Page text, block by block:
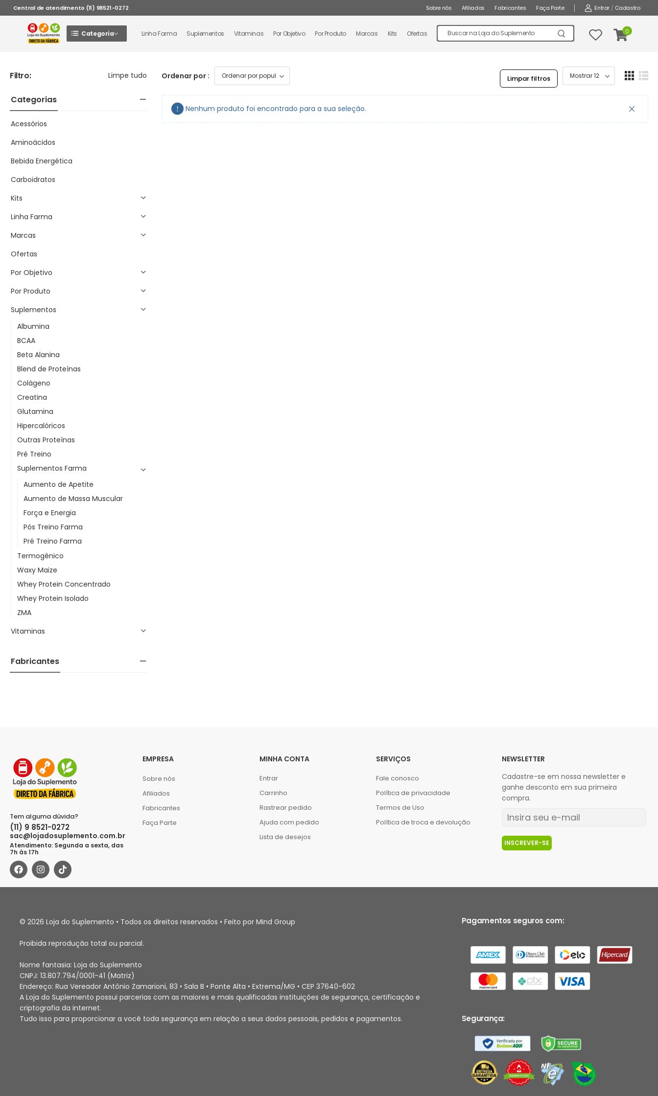
Central de atendimento (11) 98521-0272 Sobre nós Afiliados Fabricantes Faça Parte Entrar / Cadastro
Categoria Linha Farma Suplementos Vitaminas Por Objetivo Por Produto Marcas Kits Ofertas 0
Filtro: Limpe tudo
Categorias
Acessórios
Aminoácidos
Bebida Energética
Carboidratos
Kits
Linha Farma
Marcas
Ofertas
Por Objetivo
Por Produto
Suplementos
Albumina
BCAA
Beta Alanina
Blend de Proteínas
Colágeno
Creatina
Glutamina
Hipercalóricos
Outras Proteínas
Pré Treino
Suplementos Farma
Aumento de Apetite
Aumento de Massa Muscular
Força e Energia
Pós Treino Farma
Pré Treino Farma
Termogênico
Waxy Maize
Whey Protein Concentrado
Whey Protein Isolado
ZMA
Vitaminas
Fabricantes
Ordenar por : Limpar filtros
Nenhum produto foi encontrado para a sua seleção.
Tem alguma dúvida?
(11) 9 8521-0272
sac@lojadosuplemento.com.br
Atendimento: Segunda a sexta, das
7h às 17h
EMPRESA
Sobre nós
Afiliados
Fabricantes
Faça Parte
MINHA CONTA
Entrar
Carrinho
Rastrear pedido
Ajuda com pedido
Lista de desejos
SERVIÇOS
Fale conosco
Política de privacidade
Termos de Uso
Política de troca e devolução
NEWSLETTER
Cadastre-se em nossa newsletter e
ganhe desconto em sua primeira
compra.
INSCREVER-SE
© 2026 Loja do Suplemento • Todos os direitos reservados • Feito por Mind Group
Proibida reprodução total ou parcial.
Nome fantasia: Loja do Suplemento
CNPJ: 13.807.794/0001-41 (Matriz)
Endereço: Rua Vereador Antônio Zamarioni, 83 • Sala B • Ponte Alta • Extrema/MG • CEP 37640-602
A Loja do Suplemento possui parcerias com as maiores e mais qualificadas instituições de segurança, certificação e
criptografia da internet.
Tudo isso para proporcionar a você toda segurança em relação a seus dados pessoais, pedidos e pagamentos.
Pagamentos seguros com:
Segurança: